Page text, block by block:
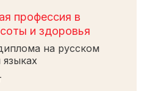
профессия в
и здоровья
на русском
языках